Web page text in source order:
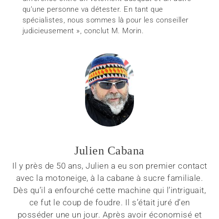
qu’une personne va détester. En tant que
spécialistes, nous sommes là pour les conseiller
judicieusement », conclut M. Morin.
Julien Cabana
Il y près de 50 ans, Julien a eu son premier contact
avec la motoneige, à la cabane à sucre familiale.
Dès qu’il a enfourché cette machine qui l’intriguait,
ce fut le coup de foudre. Il s’était juré d’en
posséder une un jour. Après avoir économisé et